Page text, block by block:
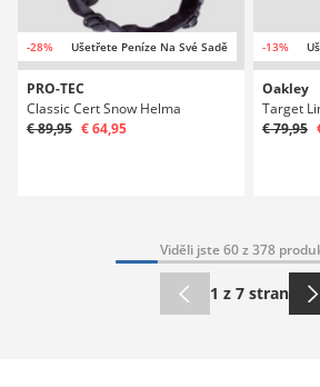
-28% Ušetřete Peníze Na Své Sadě
PRO-TEC
Classic Cert Snow Helma
€ 89,95 € 64,95
-13%
Oakley
€ 79,95
Viděli jste 60 z 378
1 z 7 stran